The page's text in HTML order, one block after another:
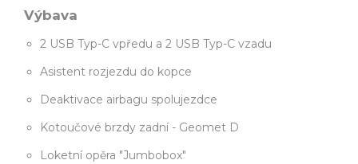
Výbava
2 USB Typ-C vpředu a 2 USB Typ-C vzadu
Asistent rozjezdu do kopce
Deaktivace airbagu spolujezdce
Kotoučové brzdy zadní - Geomet D
Loketní opěra "Jumbobox"